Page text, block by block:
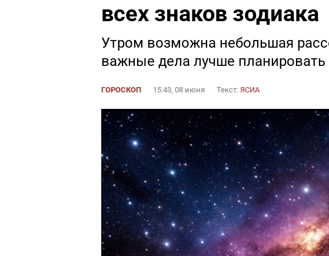
всех знаков зодиака
Утром возможна небольшая
важные дела лучше
ГОРОСКОП 15:43, 08 июня Текст: ЯСИА